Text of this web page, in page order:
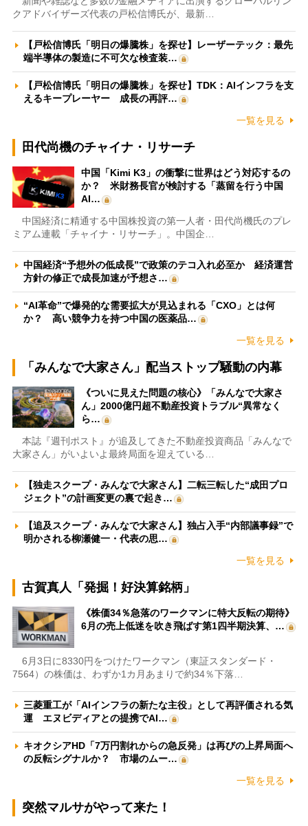
クアドバイザーズ代表の戸松信博氏が、最新…
【戸松信博氏「明日の爆騰株」を探せ】レーザーテック：最先
端半導体の製造に不可欠な検査装…
【戸松信博氏「明日の爆騰株」を探せ】TDK：AIインフラを支
えるキープレーヤー 成長の再評…
一覧を見る
田代尚機のチャイナ・リサーチ
中国「Kimi K3」の衝撃に世界はどう対応するの
か？ 米財務長官が検討する「蒸留を行う中国
AI…
中国経済に精通する中国株投資の第一人者・田代尚機氏のプレ
ミアム連載「チャイナ・リサーチ」。中国企…
中国経済“予想外の低成長”で政策のテコ入れ必至か 経済運営
方針の修正で成長加速が予想さ…
“AI革命”で爆発的な需要拡大が見込まれる「CXO」とは何
か？ 高い競争力を持つ中国の医薬品…
一覧を見る
「みんなで大家さん」配当ストップ騒動の内幕
《ついに見えた問題の核心》「みんなで大家さ
ん」2000億円超不動産投資トラブル“異常なく
ら…
本誌『週刊ポスト』が追及してきた不動産投資商品「みんなで
大家さん」がいよいよ最終局面を迎えている…
【独走スクープ・みんなで大家さん】二転三転した“成田プロ
ジェクト”の計画変更の裏で起き…
【追及スクープ・みんなで大家さん】独占入手“内部議事録”で
明かされる柳瀬健一・代表の思…
一覧を見る
古賀真人「発掘！好決算銘柄」
《株価34％急落のワークマンに特大反転の期待》
6月の売上低迷を吹き飛ばす第1四半期決算、…
6月3日に8330円をつけたワークマン（東証スタンダード・
7564）の株価は、わずか1カ月あまりで約34％下落…
三菱重工が「AIインフラの新たな主役」として再評価される気
運 エヌビディアとの提携でAI…
キオクシアHD「7万円割れからの急反発」は再びの上昇局面へ
の反転シグナルか？ 市場のムー…
一覧を見る
突然マルサがやって来た！